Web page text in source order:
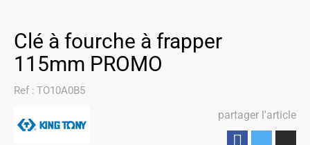
Clé à fourche à frapper
115mm PROMO
Ref : TO10A0B5
partager l'article